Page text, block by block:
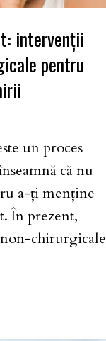
intervenții
pentru
un proces
că nu
a-ți menține
În prezent,
chirurgicale